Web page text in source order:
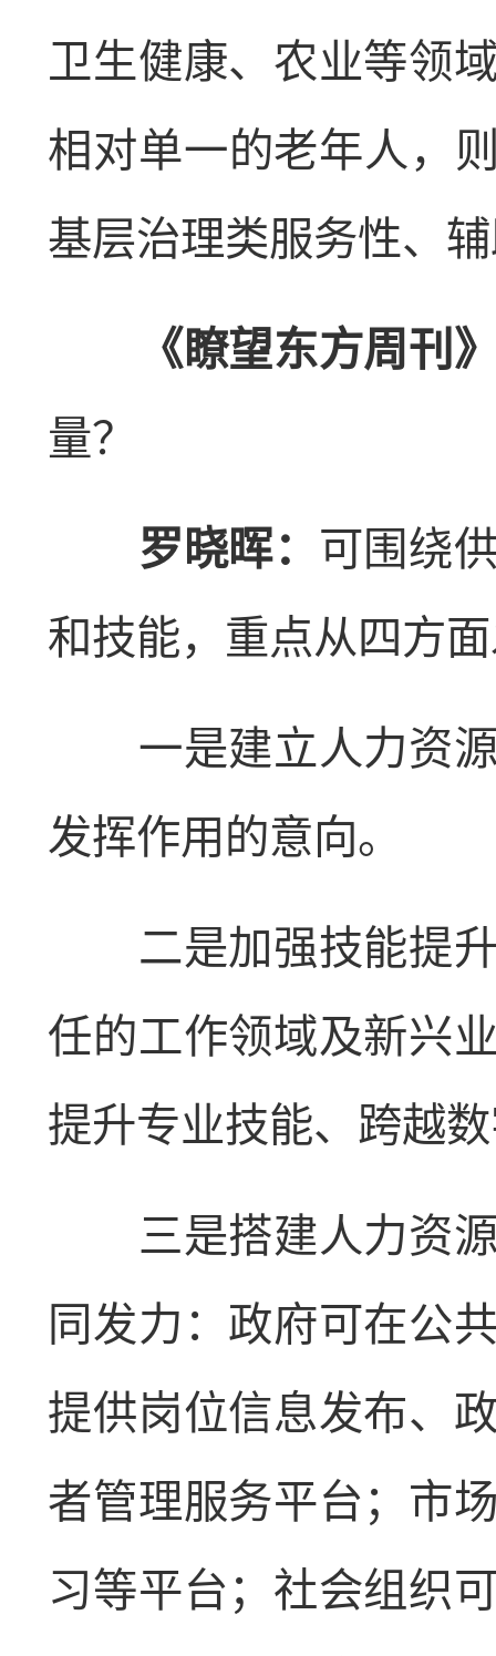
卫生健康、农业等领
相对单一的老年人，
基层治理类服务性、
《瞭望东方周刊
量？
罗晓晖： 可围绕
和技能，重点从四方
一是建立人力资源
发挥作用的意向。
二是加强技能提升
任的工作领域及新兴
提升专业技能、跨越
三是搭建人力资源
同发力：政府可在公
提供岗位信息发布、
者管理服务平台；市
习等平台；社会组织